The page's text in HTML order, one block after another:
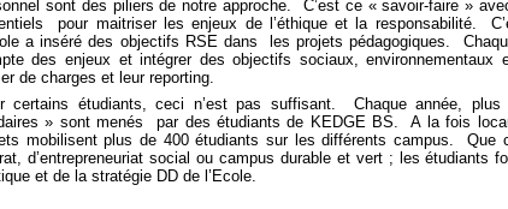
sont des piliers de notre approche. C’est ce « savoir-faire »
pour maitriser les enjeux de l’éthique et la responsabilité.
a inséré des objectifs RSE dans les projets pédagogiques.
des enjeux et intégrer des objectifs sociaux, environnementaux
de charges et leur reporting.
certains étudiants, ceci n’est pas suffisant. Chaque année,
» sont menés par des étudiants de KEDGE BS. A la fois
mobilisent plus de 400 étudiants sur les différents campus. Que
d’entrepreneuriat social ou campus durable et vert ; les étudiants
et de la stratégie DD de l’Ecole.